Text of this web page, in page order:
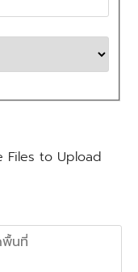
Files to Upload